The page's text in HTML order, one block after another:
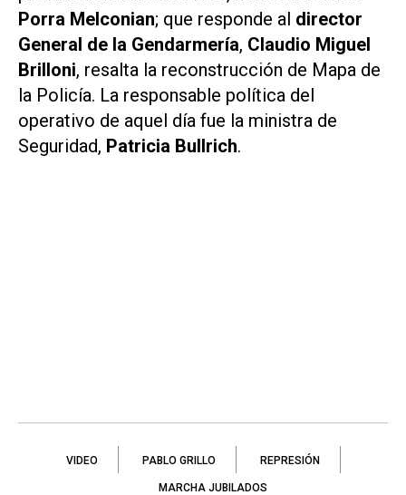
Porra Melconian; que responde al director
General de la Gendarmería, Claudio Miguel
Brilloni, resalta la reconstrucción de Mapa de
la Policía. La responsable política del
operativo de aquel día fue la ministra de
Seguridad, Patricia Bullrich.
VIDEO PABLO GRILLO REPRESIÓN
MARCHA JUBILADOS